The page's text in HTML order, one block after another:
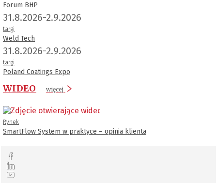
Forum BHP
31.8.2026-2.9.2026
targi
Weld Tech
31.8.2026-2.9.2026
targi
Poland Coatings Expo
WIDEO więcej
Rynek
SmartFlow System w praktyce – opinia klienta